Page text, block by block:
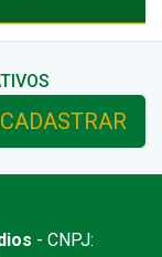
CADASTRAR
- CNPJ: